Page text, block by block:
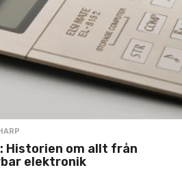
Historien om allt från
elektronik